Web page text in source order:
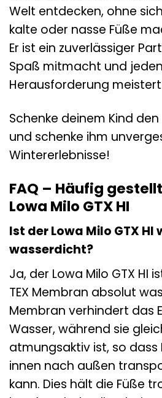
Welt entdecken, ohne
kalte oder nasse Füße
Er ist ein zuverlässiger
Spaß mitmacht und jeden
Herausforderung
Schenke deinem Kind den
und schenke ihm
Wintererlebnisse!
FAQ – Häufig
Lowa Milo GTX HI
Ist der Lowa Milo GTX HI
wasserdicht?
Ja, der Lowa Milo GTX HI
TEX Membran absolut
Membran verhindert das
Wasser, während sie
atmungsaktiv ist, so dass
innen nach außen
kann. Dies hält die Füße